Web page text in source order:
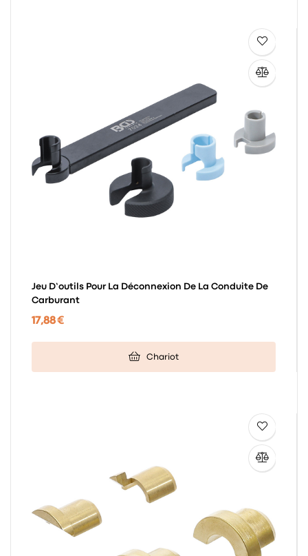
Jeu D’outils Pour La Déconnexion De La Conduite De
Carburant
17,88 €
Chariot